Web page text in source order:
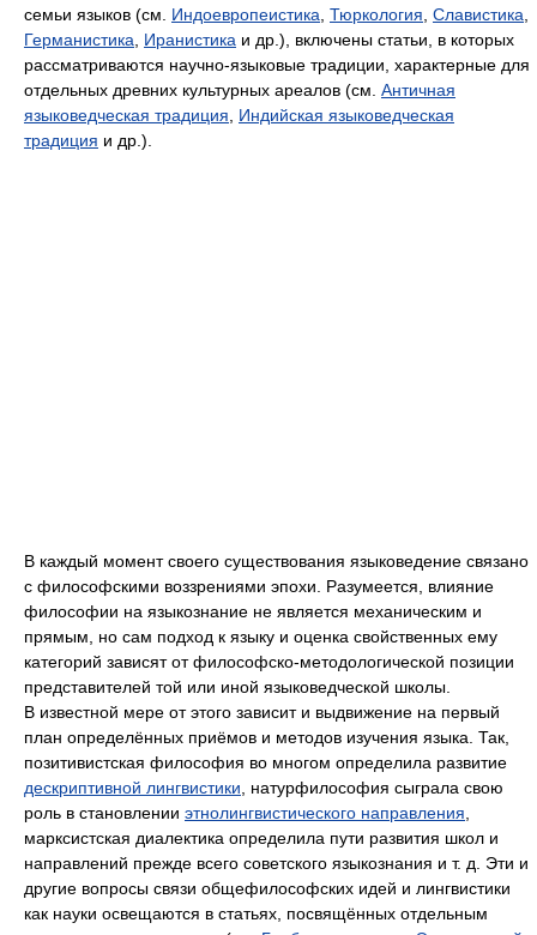
семьи языков (см. Индоевропеистика Тюркология Славистика
Германистика
Иранистика и др.), включены статьи, в которых
рассматриваются научно-языковые традиции, характерные для
отдельных древних культурных ареалов (см. Античная
языковедческая традиция
Индийская языковедческая
традиция и др.).
В каждый момент своего существования языковедение связано
с философскими воззрениями эпохи. Разумеется, влияние
философии на языкознание не является механическим и
прямым, но сам подход к языку и оценка свойственных ему
категорий зависят от философско-методологической позиции
представителей той или иной языковедческой школы.
В известной мере от этого зависит и выдвижение на первый
план определённых приёмов и методов изучения языка. Так,
позитивистская философия во многом определила развитие
дескриптивной лингвистики , натурфилософия сыграла свою
роль в становлении этнолингвистического направления
марксистская диалектика определила пути развития школ и
направлений прежде всего советского языкознания и т. д. Эти и
другие вопросы связи общефилософских идей и лингвистики
как науки освещаются в статьях, посвящённых отдельным